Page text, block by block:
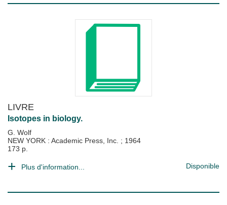
LIVRE
Isotopes in biology.
G. Wolf
NEW YORK : Academic Press, Inc. ; 1964
173 p.
Plus d'information... Disponible